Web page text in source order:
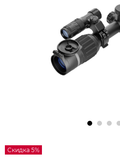
Скидка 5%